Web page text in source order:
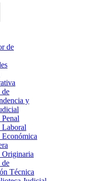
de
de
y
Penal
Laboral
Económica
Originaria
de
Técnica